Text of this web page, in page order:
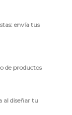
envía tus
de productos
al diseñar tu